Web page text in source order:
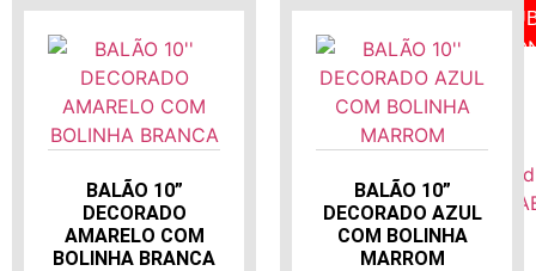
BALÃO 10”
DECORADO
AMARELO COM
BOLINHA BRANCA
BALÃO 10”
DECORADO AZUL
COM BOLINHA
MARROM